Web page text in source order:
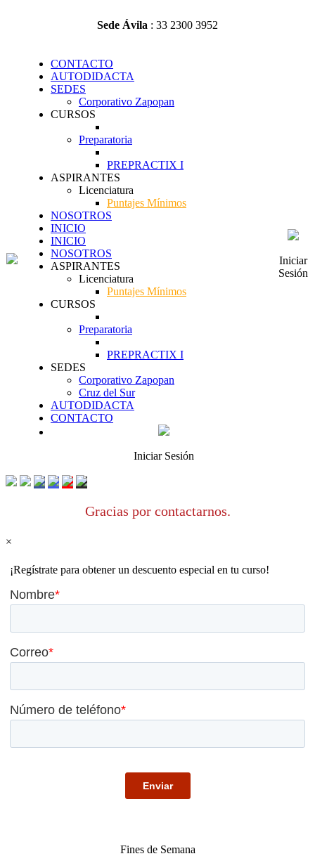
Sede Ávila : 33 2300 3952
CONTACTO
AUTODIDACTA
SEDES
Corporativo Zapopan
CURSOS
Preparatoria
PREPRACTIX I
ASPIRANTES
Licenciatura
Puntajes Mínimos
NOSOTROS
INICIO
INICIO
NOSOTROS
ASPIRANTES
Licenciatura
Puntajes Mínimos
CURSOS
Preparatoria
PREPRACTIX I
SEDES
Corporativo Zapopan
Cruz del Sur
AUTODIDACTA
CONTACTO
Iniciar Sesión
Iniciar
Sesión
Gracias por contactarnos.
×
¡Regístrate para obtener un descuento especial en tu curso!
Fines de Semana